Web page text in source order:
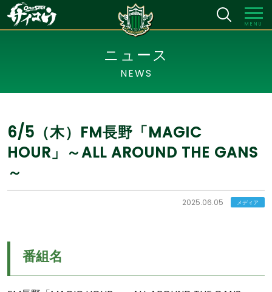
MENU
ニュース
NEWS
6/5（木）FM長野「MAGIC
HOUR」～ALL AROUND THE GANS
～
2025.06.05 メディア
番組名